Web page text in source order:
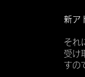
新ア
それ
受け
すの